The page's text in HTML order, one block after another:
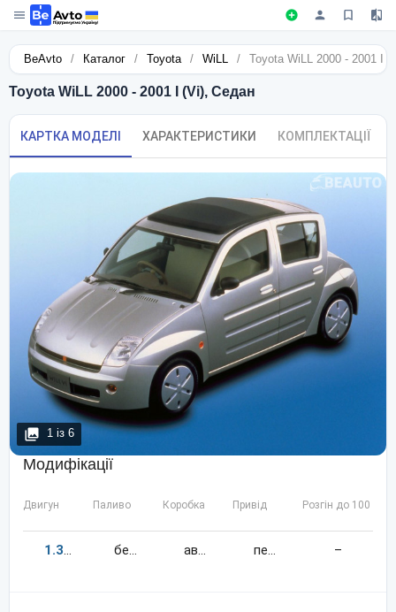
BeAvto / Каталог / Toyota / WiLL / Toyota WiLL 2000 - 2001 I
Toyota WiLL 2000 - 2001 I (Vi), Седан
КАРТКА МОДЕЛІ ХАРАКТЕРИСТИКИ КОМПЛЕКТАЦІЇ
1 із 6
Модифікації
Двигун Паливо Коробка Привід Розгін до 100 км/
1.388 бензин автомат передній –